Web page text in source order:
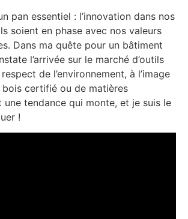
pan essentiel : l’innovation dans nos
soient en phase avec nos valeurs
Dans ma quête pour un bâtiment
l’arrivée sur le marché d’outils
de l’environnement, à l’image
bois certifié ou de matières
une tendance qui monte, et je suis le
!